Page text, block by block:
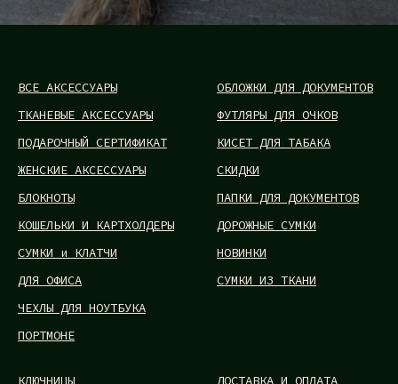
ВСЕ АКСЕССУАРЫ
ТКАНЕВЫЕ АКСЕССУАРЫ
ПОДАРОЧНЫЙ СЕРТИФИКАТ
ЖЕНСКИЕ АКСЕССУАРЫ
БЛОКНОТЫ
КОШЕЛЬКИ И КАРТХОЛДЕРЫ
СУМКИ и КЛАТЧИ
ДЛЯ ОФИСА
ЧЕХЛЫ ДЛЯ НОУТБУКА
ПОРТМОНЕ
ОБЛОЖКИ ДЛЯ ДОКУМЕНТОВ
ФУТЛЯРЫ ДЛЯ ОЧКОВ
КИСЕТ ДЛЯ ТАБАКА
СКИДКИ
ПАПКИ ДЛЯ ДОКУМЕНТОВ
ДОРОЖНЫЕ СУМКИ
НОВИНКИ
СУМКИ ИЗ ТКАНИ
КЛЮЧНИЦЫ ДОСТАВКА И ОПЛАТА